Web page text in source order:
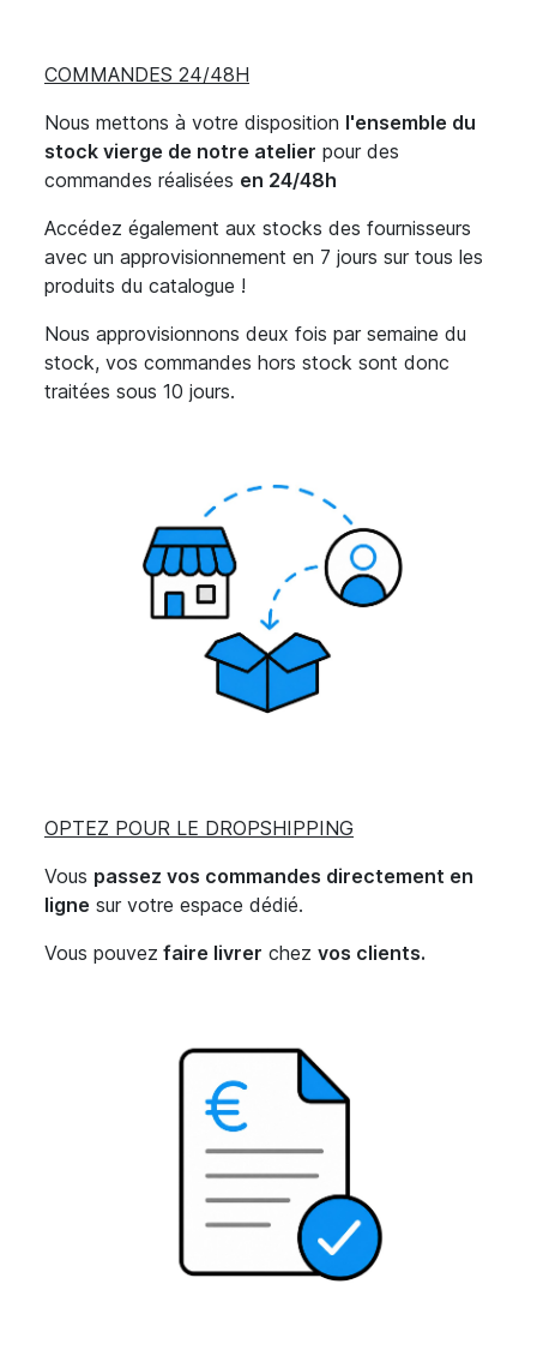
COMMANDES 24/48H
Nous mettons à votre disposition l'ensemble du
stock vierge de notre atelier pour des
commandes réalisées en 24/48h
Accédez également aux stocks des fournisseurs
avec un approvisionnement en 7 jours sur tous les
produits du catalogue !
Nous approvisionnons deux fois par semaine du
stock, vos commandes hors stock sont donc
traitées sous 10 jours.
OPTEZ POUR LE DROPSHIPPING
Vous passez vos commandes directement en
ligne sur votre espace dédié.
Vous pouvez faire livrer chez vos clients.